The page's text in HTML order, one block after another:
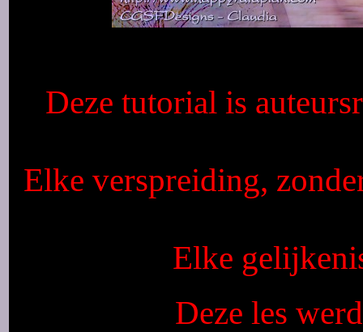
Deze tutorial is
Elke verspreiding,
Elke
Deze les